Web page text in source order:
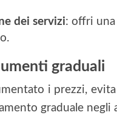
dei servizi: offri una
graduali
i prezzi,
graduale negli